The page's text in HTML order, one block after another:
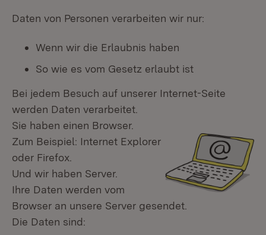
Daten von Personen verarbeiten wir nur:
Wenn wir die Erlaubnis haben
So wie es vom Gesetz erlaubt ist
Bei jedem Besuch auf unserer Internet-Seite
werden Daten verarbeitet.
Sie haben einen Browser.
Zum Beispiel: Internet Explorer
oder Firefox.
Und wir haben Server.
Ihre Daten werden vom
Browser an unsere Server gesendet.
Die Daten sind: